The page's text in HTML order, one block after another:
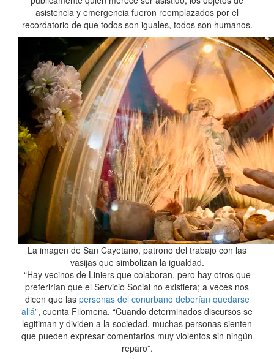
asistencia y emergencia fueron reemplazados por el
recordatorio de que todos son iguales, todos son humanos.
La imagen de San Cayetano, patrono del trabajo con las
vasijas que simbolizan la igualdad.
“Hay vecinos de Liniers que colaboran, pero hay otros que
preferirían que el Servicio Social no existiera; a veces nos
dicen que las personas del conurbano deberían quedarse
allá”, cuenta Filomena. “Cuando determinados discursos se
legitiman y dividen a la sociedad, muchas personas sienten
que pueden expresar comentarios muy violentos sin ningún
reparo”.